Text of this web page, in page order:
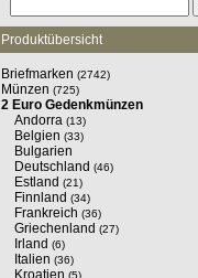
Produktübersicht
Briefmarken (2742)
Münzen (725)
2 Euro Gedenkmünzen
Andorra (13)
Belgien (33)
Bulgarien
Deutschland (46)
Estland (21)
Finnland (34)
Frankreich (36)
Griechenland (27)
Irland (6)
Italien (36)
Kroatien (5)